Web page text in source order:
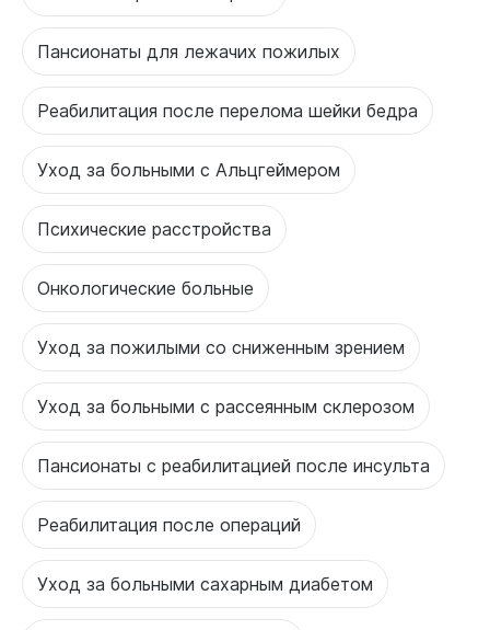
Пансионаты для лежачих пожилых
Реабилитация после перелома шейки бедра
Уход за больными с Альцгеймером
Психические расстройства
Онкологические больные
Уход за пожилыми со сниженным зрением
Уход за больными с рассеянным склерозом
Пансионаты с реабилитацией после инсульта
Реабилитация после операций
Уход за больными сахарным диабетом